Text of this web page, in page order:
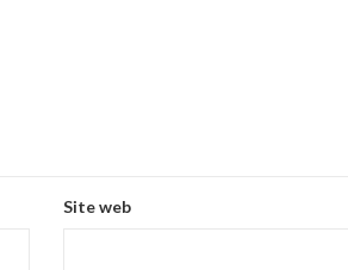
Site web